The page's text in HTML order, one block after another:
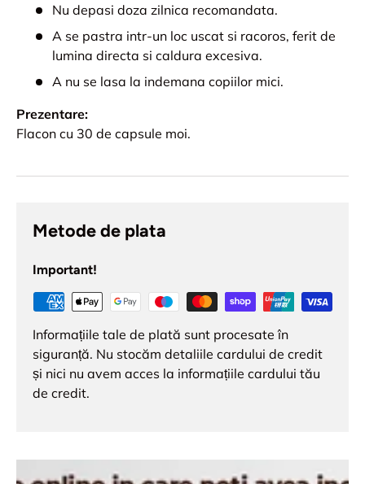
Nu depasi doza zilnica recomandata.
A se pastra intr-un loc uscat si racoros, ferit de
lumina directa si caldura excesiva.
A nu se lasa la indemana copiilor mici.
Prezentare:
Flacon cu 30 de capsule moi.
Metode de plata
Important!
Informațiile tale de plată sunt procesate în
siguranță. Nu stocăm detaliile cardului de credit
și nici nu avem acces la informațiile cardului tău
de credit.